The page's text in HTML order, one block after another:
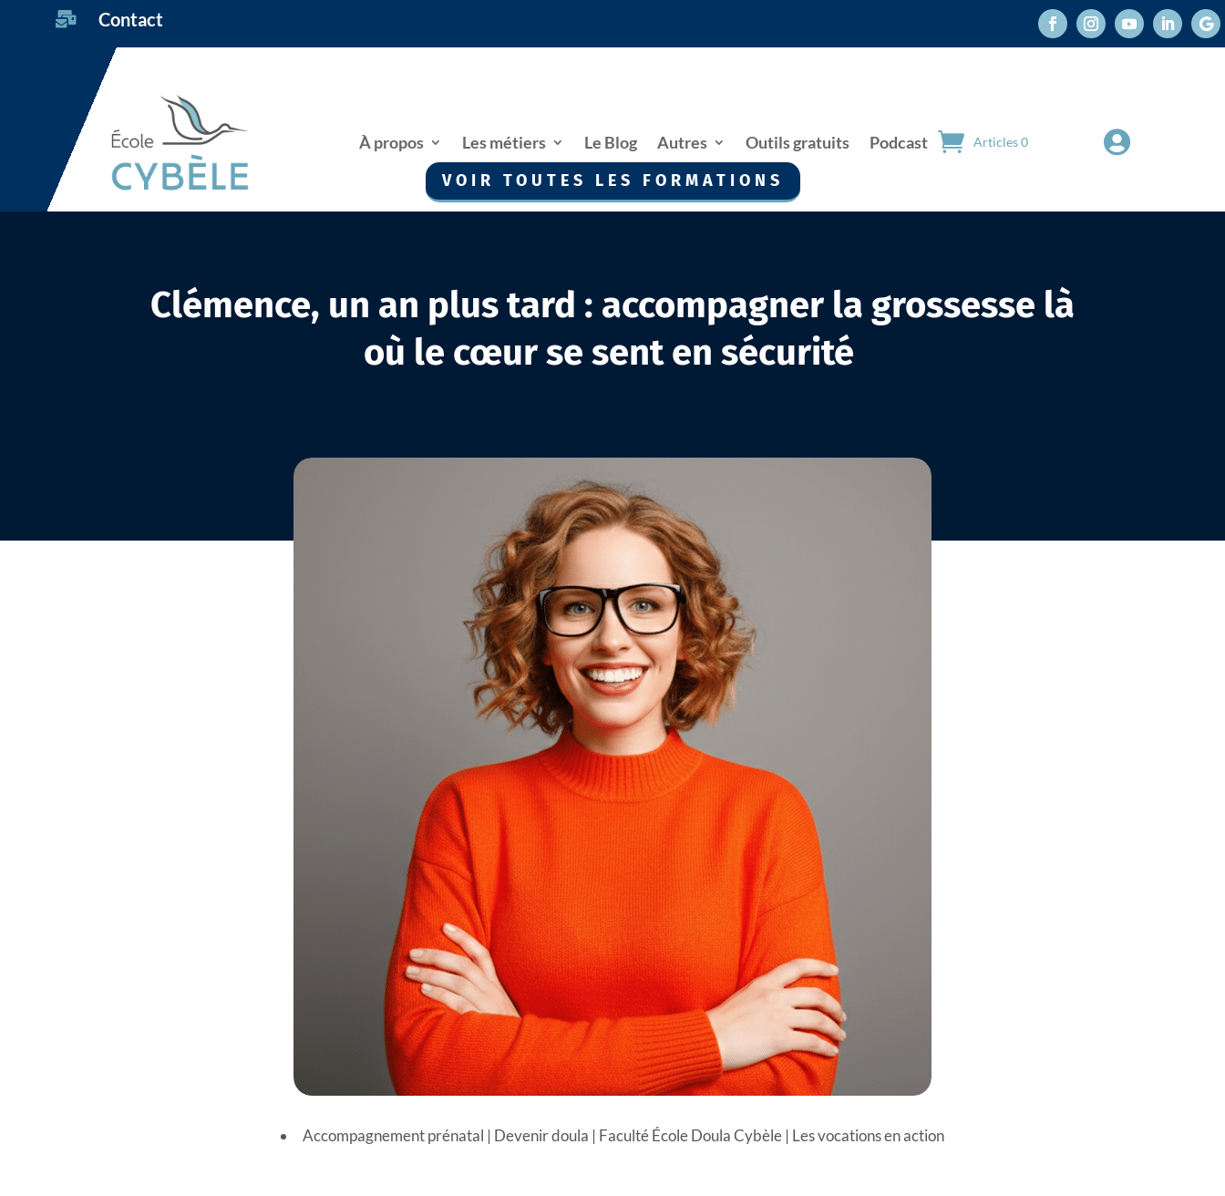
 Contact
À propos Les métiers Le Blog Autres Outils gratuits Podcast Articles 0 
VOIR TOUTES LES FORMATIONS
Clémence, un an plus tard : accompagner la grossesse là
où le cœur se sent en sécurité
Accompagnement prénatal | Devenir doula | Faculté École Doula Cybèle | Les vocations en action